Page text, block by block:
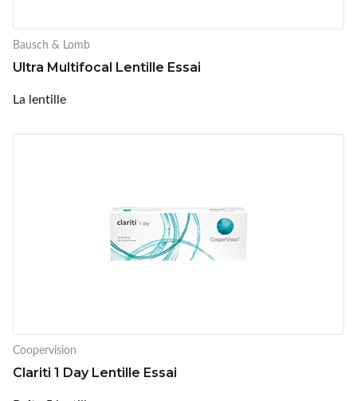
Bausch & Lomb
Ultra Multifocal Lentille Essai
La lentille
Coopervision
Clariti 1 Day Lentille Essai